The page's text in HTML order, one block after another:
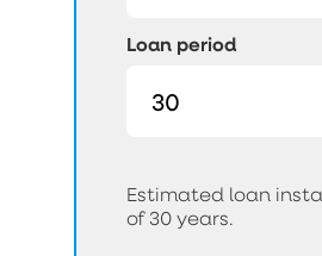
Loan period
Estimated loan
of 30 years.